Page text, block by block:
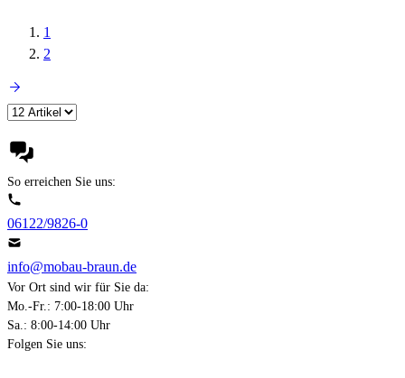
1
2
So erreichen Sie uns:
06122/9826-0
info@mobau-braun.de
Vor Ort sind wir für Sie da:
Mo.-Fr.: 7:00-18:00 Uhr
Sa.: 8:00-14:00 Uhr
Folgen Sie uns: